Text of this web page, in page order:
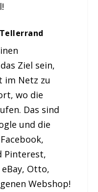
Ziel sein,
im Netz zu
wo die
Das sind
und die
Pinterest,
Otto,
Webshop!